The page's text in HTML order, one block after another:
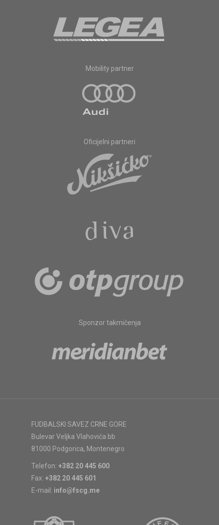
Mobility partner
Oficijelni partneri
Sponzor takmičenja
FUDBALSKI SAVEZ CRNE GORE
Bulevar Veljka Vlahovića bb
81000 Podgorica, Montenegro
Telefon: +382 20 445 600
Fax: +382 20 445 601
E-mail: info@fscg.me